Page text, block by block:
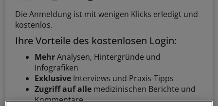
Die Anmeldung ist mit wenigen Klicks erledigt und
kostenlos.
Ihre Vorteile des kostenlosen Login:
MehrAnalysen, Hintergründe und
Infografiken
Exklusive Interviews und Praxis-Tipps
Zugriff auf alle medizinischen Berichte und
Kommentare